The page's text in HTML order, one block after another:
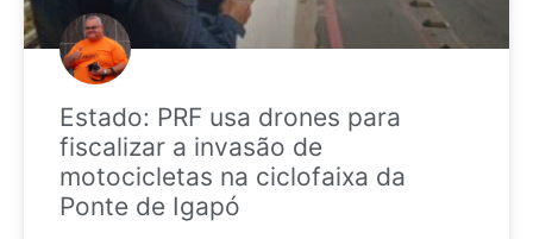
Estado: PRF usa drones para
fiscalizar a invasão de
motocicletas na ciclofaixa da
Ponte de Igapó